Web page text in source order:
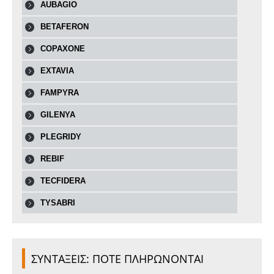
AUBAGIO
BETAFERON
COPAXONE
EXTAVIA
FAMPYRA
GILENYA
PLEGRIDY
REBIF
TECFIDERA
TYSABRI
ΣΥΝΤΑΞΕΙΣ: ΠΟΤΕ ΠΛΗΡΩΝΟΝΤΑΙ